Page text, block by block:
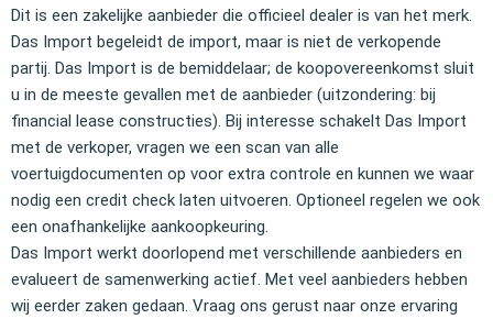
Dit is een zakelijke aanbieder die officieel dealer is van het merk.
Das Import begeleidt de import, maar is niet de verkopende
partij. Das Import is de bemiddelaar; de koopovereenkomst sluit
u in de meeste gevallen met de aanbieder (uitzondering: bij
financial lease constructies). Bij interesse schakelt Das Import
met de verkoper, vragen we een scan van alle
voertuigdocumenten op voor extra controle en kunnen we waar
nodig een credit check laten uitvoeren. Optioneel regelen we ook
een onafhankelijke aankoopkeuring.
Das Import werkt doorlopend met verschillende aanbieders en
evalueert de samenwerking actief. Met veel aanbieders hebben
wij eerder zaken gedaan. Vraag ons gerust naar onze ervaring